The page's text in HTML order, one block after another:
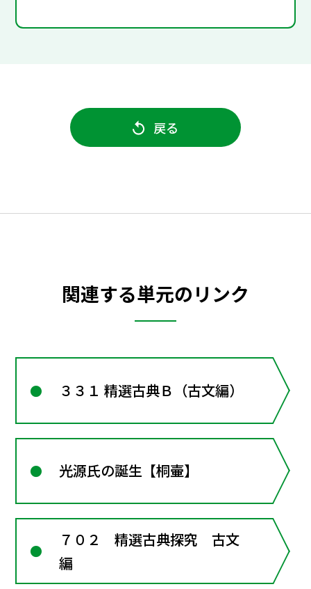
戻る
関連する単元のリンク
３３１ 精選古典Ｂ（古文編）
光源氏の誕生【桐壷】
７０２ 精選古典探究 古文
編